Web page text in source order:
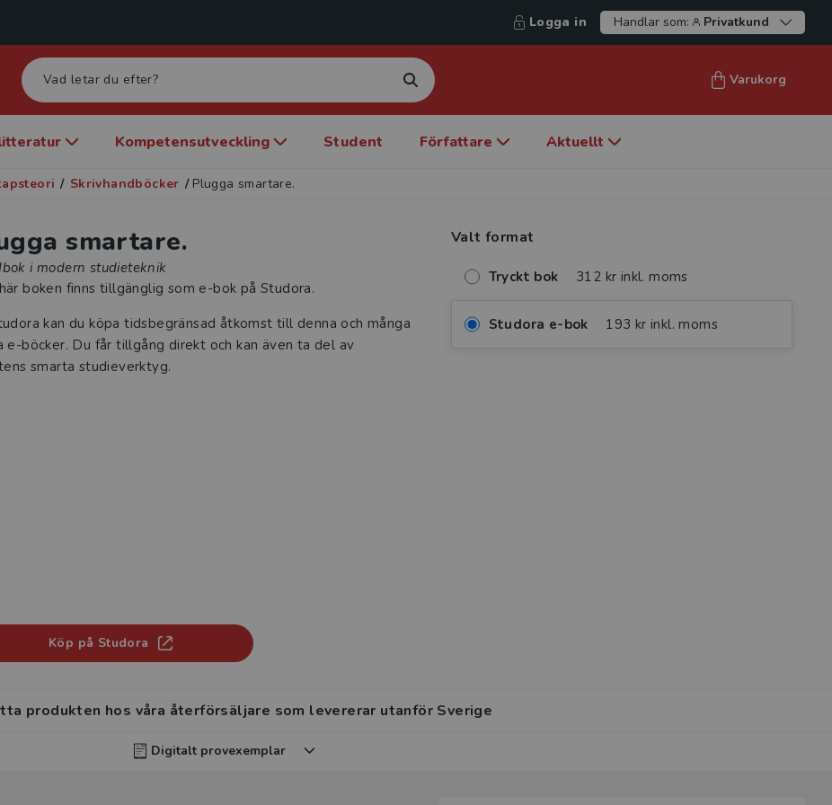
Logga in Handlar som: Privatkund
Varukorg
Kompetensutveckling Student Författare Aktuellt
/ Skrivhandböcker / Plugga smartare.
smartare.
i modern studieteknik
boken finns tillgänglig som e-bok på Studora.
kan du köpa tidsbegränsad åtkomst till denna och många
e-böcker. Du får tillgång direkt och kan även ta del av
smarta studieverktyg.
Köp på Studora
Valt format
Tryckt bok 312 kr inkl. moms
Studora e-bok 193 kr inkl. moms
produkten hos våra återförsäljare som levererar utanför Sverige
Digitalt provexemplar